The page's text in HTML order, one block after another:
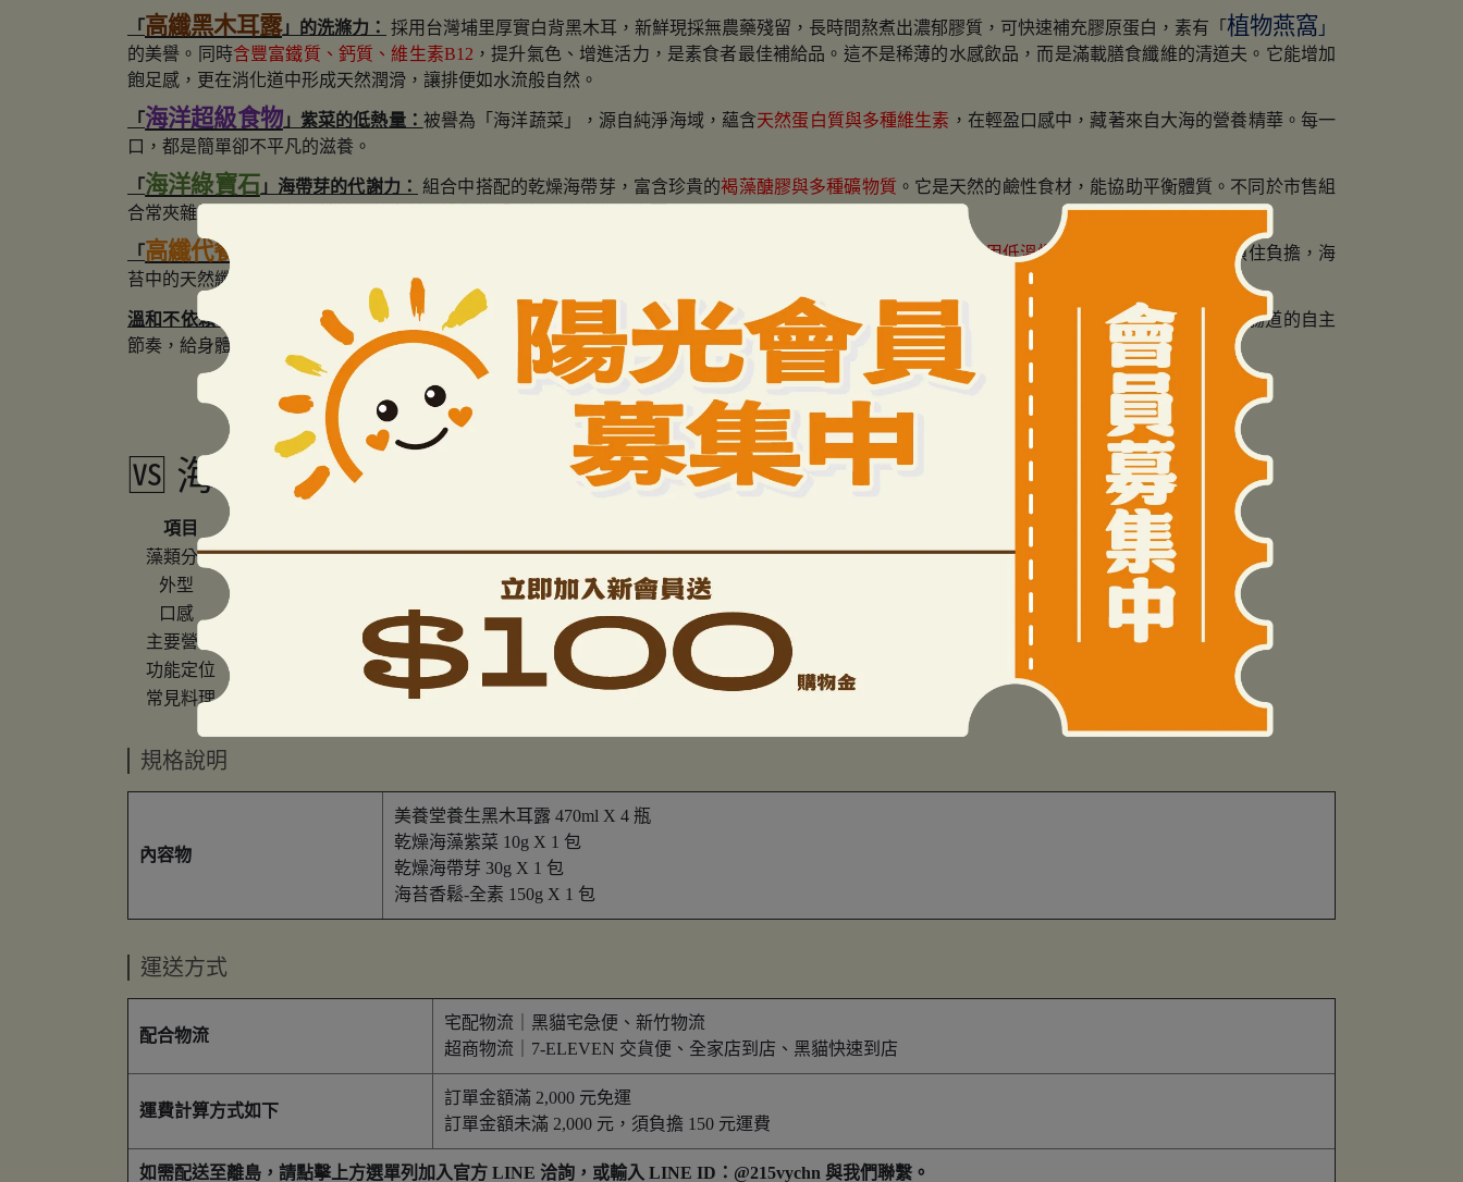
「 高纖黑木耳露」的洗滌力： 採用台灣埔里厚實白背黑木耳，新鮮現採無農藥殘留，長時間熬煮出濃郁膠質，可快速補充膠原蛋白，素有「 植物燕窩 」
的美譽。同時含豐富鐵質、鈣質、維生素B12 ，提升氣色、增進活力，是素食者最佳補給品。這不是稀薄的水感飲品，而是滿載膳食纖維的清道夫。它能增加
飽足感，更在消化道中形成天然潤滑，讓排便如水流般自然。
「 海洋超級食物」紫菜的低熱量： 被譽為「海洋蔬菜」，源自純淨海域，蘊含天然蛋白質與多種維生素 ，在輕盈口感中，藏著來自大海的營養精華。每一
口，都是簡單卻不平凡的滋養。
「 海洋綠寶石 」海帶芽的代謝力： 組合中搭配的乾燥海帶芽，富含珍貴的褐藻醣膠與多種礦物質 。它是天然的鹼性食材，能協助平衡體質。不同於市售組
合常夾雜加工品，我們堅持純天然食材，讓您的「順暢」沒有後顧之憂。
「 高纖代餐夥伴 捨棄高油油炸，改用低溫慢火烘焙
，鎖住營養卻不鎖住負擔，海
苔中的天然纖維能協助腸道蠕動，與大豆纖維聯手，為您的腸道溫和『助推』。
溫和不依賴： 許多市售順暢飲品添加了番瀉葉或酵素，長期飲用易生依賴。陽光食品堅持「食補為先」，透過物理性的纖維填充與軟化，重建腸道的自主
節奏，給身體一個機會，換取由內而外的透亮與輕盈！
🆚 海帶芽 vs 紫菜：重點差異整理
項目
藻類分類褐藻
紅藻
外型
薄片狀
口感
滑嫩、微脆
酥脆或柔軟
主要營養
礦物質、膳食纖維蛋白質、維生素
功能定位
腸道調理、代謝支持
營養補充、日常保養
常見料理
規格說明
內容物
美養堂養生黑木耳露 470ml X 4 瓶
乾燥海藻紫菜 10g X 1 包
乾燥海帶芽 30g X 1 包
海苔香鬆-全素 150g X 1 包
運送方式
配合物流
宅配物流｜黑貓宅急便、新竹物流
超商物流｜7-ELEVEN 交貨便、全家店到店、黑貓快速到店
運費計算方式如下
訂單金額滿 2,000 元免運
訂單金額未滿 2,000 元，須負擔 150 元運費
如需配送至離島，請點擊上方選單列加入官方 LINE 洽詢，或輸入 LINE ID：@215vychn 與我們聯繫。